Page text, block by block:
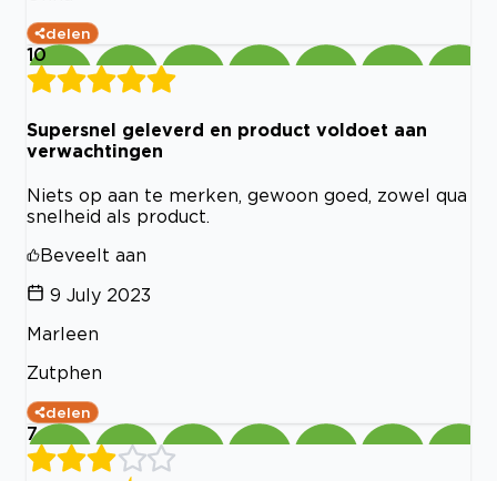
delen
10
Supersnel geleverd en product voldoet aan
verwachtingen
Niets op aan te merken, gewoon goed, zowel qua
snelheid als product.
Beveelt aan
9 July 2023
Marleen
Zutphen
delen
7